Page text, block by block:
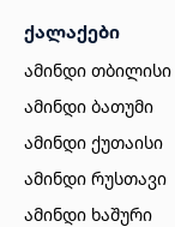
ქალაქები
ამინდი თბილისი
ამინდი ბათუმი
ამინდი ქუთაისი
ამინდი რუსთავი
ამინდი ხაშური